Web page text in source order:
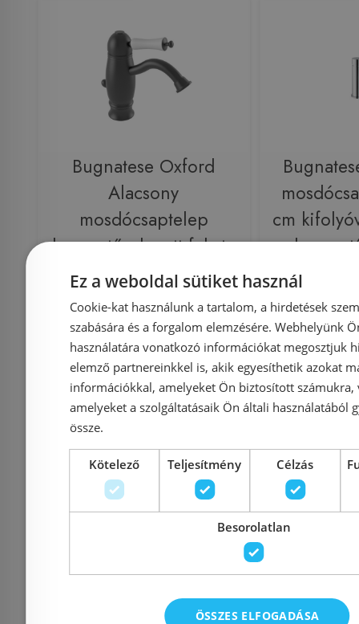
Bugnatese Oxford
Alacsony
mosdócsaptelep
leeresztővel matt fekete
6319NE
Azonosító: 189646
Cikkszám: 6319NE
96 180 Ft
Kosárba
cm
73
-10%
Rendelésre Rendelésre
Ez a weboldal sütiket használ
Cookie-kat használunk a tartalom, a hirdetések
szabására és a forgalom elemzésére. Webhelyünk
használatára vonatkozó információkat megosztjuk
elemző partnereinkkel is, akik egyesíthetik azokat
információkkal, amelyeket Ön biztosított számukra,
amelyeket a szolgáltatásaik Ön általi használatából
össze.
Kötelező Teljesítmény Célzás
Besorolatlan
ÖSSZES ELFOGADÁSA